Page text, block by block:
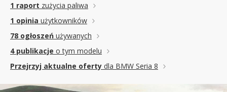
1 raport zużycia paliwa
1 opinia użytkowników
78 ogłoszeń używanych
4 publikacje o tym modelu
Przejrzyj aktualne oferty dla BMW Seria 8